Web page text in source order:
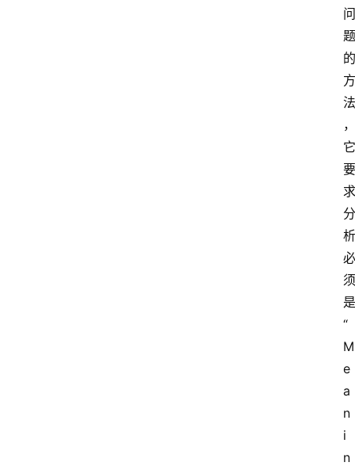
问
题
的
方
法
，
它
要
求
分
析
必
须
是
“
M
e
a
n
i
n